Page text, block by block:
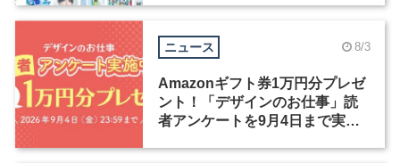
ニュース 8/3
Amazonギフト券1万円分プレゼ
ント！「デザインのお仕事」読
者アンケートを9月4日まで実施